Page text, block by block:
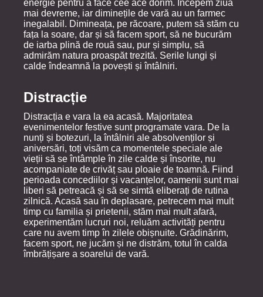
energie pentru a face cee ace dorim. Începem ziua
mai devreme, iar diminețile de vară au un farmec
inegalabil. Dimineața, pe răcoare, putem să stăm cu
fața la soare, dar și să facem sport, să ne bucurăm
de iarba plină de rouă sau, pur și simplu, să
admirăm natura proaspăt trezită. Serile lungi și
calde îndeamnă la povești și întâlniri.
Distracție
Distracția e vara la ea acasă. Majoritatea
evenimentelor festive sunt programate vara. De la
nunți și botezuri, la întâlniri ale absolvenților și
aniversări, toți visăm ca momentele speciale ale
vieții să se întâmple în zile calde și însorite, nu
acompaniate de crivăț sau ploaie de toamnă. Fiind
perioada concediilor și vacanțelor, oamenii sunt mai
liberi să petreacă și să se simtă eliberați de rutina
zilnică. Acasă sau în deplasare, petrecem mai mult
timp cu familia și prietenii, stăm mai mult afară,
experimentăm lucruri noi, reluăm activități pentru
care nu avem timp în zilele obișnuite. Grădinărim,
facem sport, ne jucăm și ne distrăm, totul în calda
îmbrățișare a soarelui de vară.